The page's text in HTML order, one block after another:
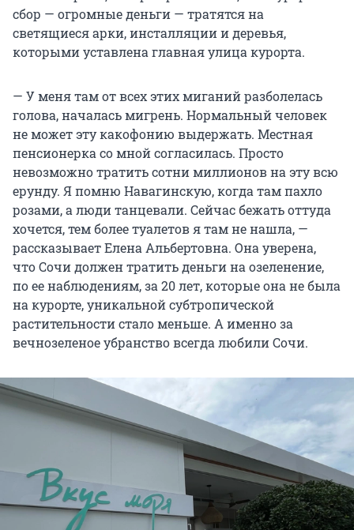
сбор — огромные деньги — тратятся на
светящиеся арки, инсталляции и деревья,
которыми уставлена главная улица курорта.
— У меня там от всех этих миганий разболелась
голова, началась мигрень. Нормальный человек
не может эту какофонию выдержать. Местная
пенсионерка со мной согласилась. Просто
невозможно тратить сотни миллионов на эту всю
ерунду. Я помню Навагинскую, когда там пахло
розами, а люди танцевали. Сейчас бежать оттуда
хочется, тем более туалетов я там не нашла, —
рассказывает Елена Альбертовна. Она уверена,
что Сочи должен тратить деньги на озеленение,
по ее наблюдениям, за 20 лет, которые она не была
на курорте, уникальной субтропической
растительности стало меньше. А именно за
вечнозеленое убранство всегда любили Сочи.